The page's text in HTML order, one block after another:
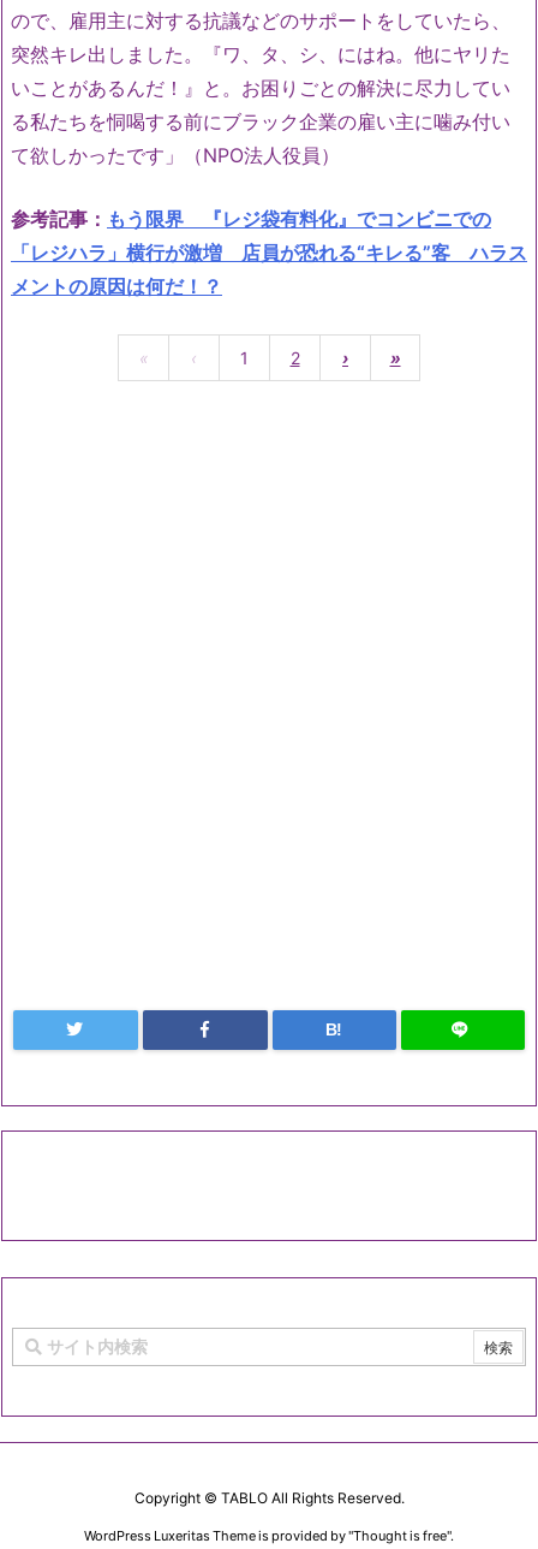
ので、雇用主に対する抗議などのサポートをしていたら、
突然キレ出しました。『ワ、タ、シ、にはね。他にヤリた
いことがあるんだ！』と。お困りごとの解決に尽力してい
る私たちを恫喝する前にブラック企業の雇い主に噛み付い
て欲しかったです」（NPO法人役員）
参考記事： もう限界 『レジ袋有料化』でコンビニでの
「レジハラ」横行が激増 店員が恐れる“キレる”客 ハラス
メントの原因は何だ！？
« ‹ 1 2 › »
B!
Copyright © TABLOAll Rights Reserved.
WordPress Luxeritas Theme is provided by "Thought is free".